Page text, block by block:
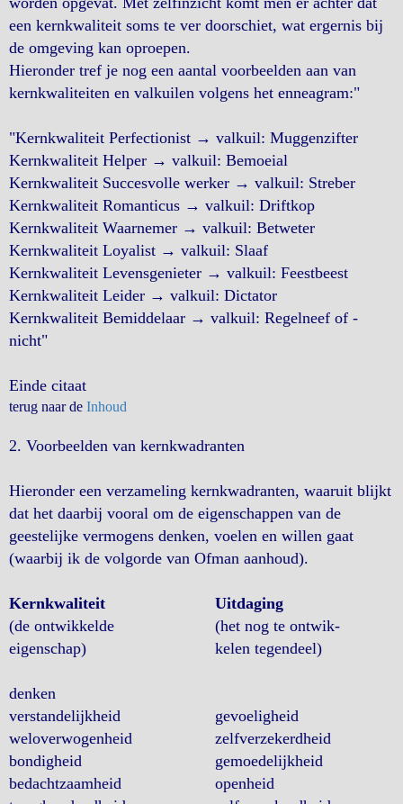
een kernkwaliteit soms te ver doorschiet, wat ergernis bij
de omgeving kan oproepen.
Hieronder tref je nog een aantal voorbeelden aan van
kernkwaliteiten en valkuilen volgens het enneagram:"
"Kernkwaliteit Perfectionist → valkuil: Muggenzifter
Kernkwaliteit Helper → valkuil: Bemoeial
Kernkwaliteit Succesvolle werker → valkuil: Streber
Kernkwaliteit Romanticus → valkuil: Driftkop
Kernkwaliteit Waarnemer → valkuil: Betweter
Kernkwaliteit Loyalist → valkuil: Slaaf
Kernkwaliteit Levensgenieter → valkuil: Feestbeest
Kernkwaliteit Leider → valkuil: Dictator
Kernkwaliteit Bemiddelaar → valkuil: Regelneef of -
nicht"
Einde citaat
terug naar de Inhoud
2. Voorbeelden van kernkwadranten
Hieronder een verzameling kernkwadranten, waaruit blijkt
dat het daarbij vooral om de eigenschappen van de
geestelijke vermogens denken, voelen en willen gaat
(waarbij ik de volgorde van Ofman aanhoud).
Kernkwaliteit
(de ontwikkelde
eigenschap)
denken
verstandelijkheid
weloverwogenheid
bondigheid
bedachtzaamheid
Uitdaging
(het nog te ontwik-
kelen tegendeel)
gevoeligheid
zelfverzekerdheid
gemoedelijkheid
openheid